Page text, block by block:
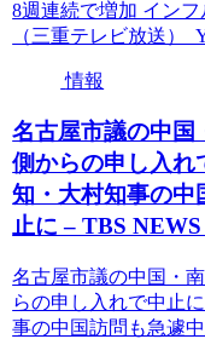
8週連続で増加 イン
（三重テレビ放送）
情報
名古屋市議の中国
側からの申し入
知・大村知事の中
止に – TBS
名古屋市議の中国・
らの申し入れで中止
事の中国訪問も急遽